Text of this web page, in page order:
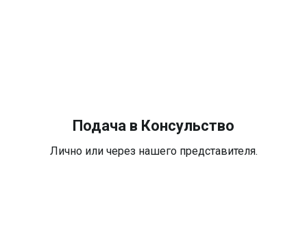
Подача в Консульство
Лично или через нашего представителя.